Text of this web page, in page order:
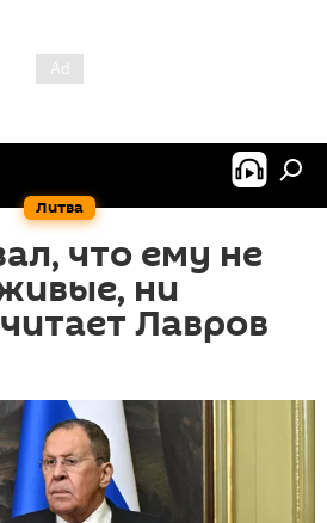
Литва
что ему не
ни
Лавров